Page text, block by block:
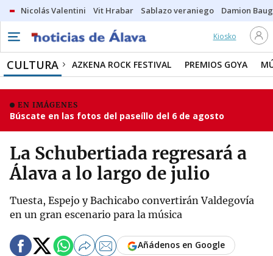
Nicolás Valentini Vit Hrabar Sablazo veraniego Damion
Kiosko
CULTURA AZKENA ROCK FESTIVAL PREMIOS GOYA
EN IMÁGENES
Búscate en las fotos del paseíllo del 6 de agosto
La Schubertiada regresará a
Álava a lo largo de julio
Tuesta, Espejo y Bachicabo convertirán Valdegovía
en un gran escenario para la música
Añádenos en Google